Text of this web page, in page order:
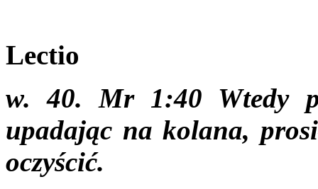
Lectio
w. 40. Mr 1:40 Wtedy
upadając na kolana,
oczyścić.